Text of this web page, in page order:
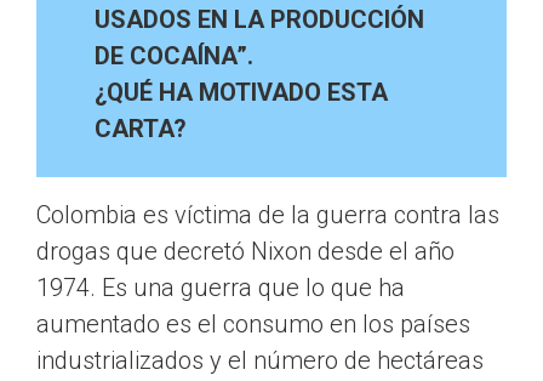
USADOS EN LA PRODUCCIÓN
DE COCAÍNA”.
¿QUÉ HA MOTIVADO ESTA
CARTA?
Colombia es víctima de la guerra contra las
drogas que decretó Nixon desde el año
1974. Es una guerra que lo que ha
aumentado es el consumo en los países
industrializados y el número de hectáreas